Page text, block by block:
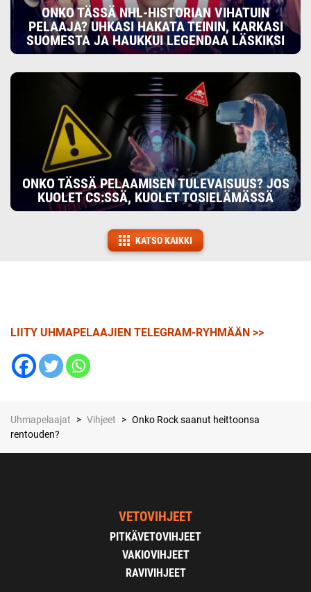
ONKO TÄSSÄ NHL-HISTORIAN VIHATUIN
PELAAJA? UHKASI HAKATA TEININ, KARKASI
SUOMESTA JA HAUKKUI LEGENDAA LÄSKIKSI
ONKO TÄSSÄ PELAAMISEN TULEVAISUUS? JOS
KUOLET CS:SSÄ, KUOLET TOSIELÄMÄSSÄ
KATSO KAIKKI
LIITY UHMAPELAAJIEN TELEGRAM-RYHMÄÄN >>
Uhmapelaajat > Vihjeet > Onko Rock saanut heittoonsa
rentouden?
VETOVIHJEET
PITKÄVETOVIHJEET
VAKIOVIHJEET
RAVIVIHJEET